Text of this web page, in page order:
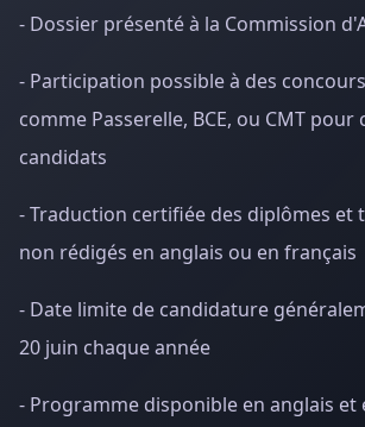
- Dossier présenté à la Commission
- Participation possible à des
comme Passerelle, BCE, ou CMT pour
candidats
- Traduction certifiée des diplômes et
non rédigés en anglais ou en français
- Date limite de candidature
20 juin chaque année
- Programme disponible en anglais et